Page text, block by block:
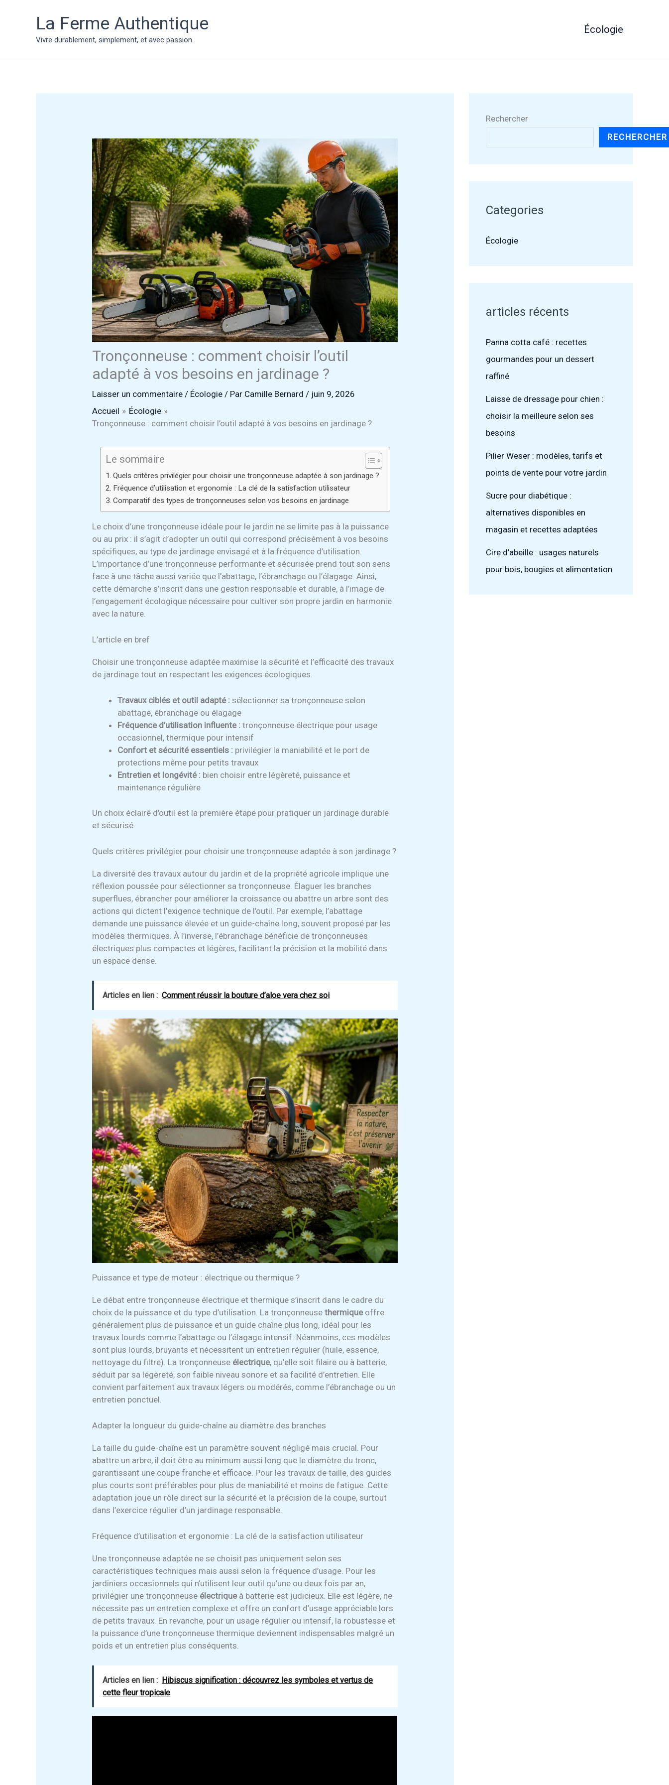
La Ferme Authentique
Vivre durablement, simplement, et avec passion.
Écologie
Tronçonneuse : comment choisir l’outil
adapté à vos besoins en jardinage ?
Laisser un commentaire / Écologie / Par Camille Bernard / juin 9, 2026
Accueil
Écologie
Tronçonneuse : comment choisir l’outil adapté à vos besoins en jardinage ?
Le sommaire
Quels critères privilégier pour choisir une tronçonneuse adaptée à son jardinage ?
Fréquence d’utilisation et ergonomie : La clé de la satisfaction utilisateur
Comparatif des types de tronçonneuses selon vos besoins en jardinage
Le choix d’une tronçonneuse idéale pour le jardin ne se limite pas à la puissance
ou au prix : il s’agit d’adopter un outil qui correspond précisément à vos besoins
spécifiques, au type de jardinage envisagé et à la fréquence d’utilisation.
L’importance d’une tronçonneuse performante et sécurisée prend tout son sens
face à une tâche aussi variée que l’abattage, l’ébranchage ou l’élagage. Ainsi,
cette démarche s’inscrit dans une gestion responsable et durable, à l’image de
l’engagement écologique nécessaire pour cultiver son propre jardin en harmonie
avec la nature.
L’article en bref
Choisir une tronçonneuse adaptée maximise la sécurité et l’efficacité des travaux
de jardinage tout en respectant les exigences écologiques.
Travaux ciblés et outil adapté : sélectionner sa tronçonneuse selon
abattage, ébranchage ou élagage
Fréquence d’utilisation influente : tronçonneuse électrique pour usage
occasionnel, thermique pour intensif
Confort et sécurité essentiels : privilégier la maniabilité et le port de
protections même pour petits travaux
Entretien et longévité : bien choisir entre légèreté, puissance et
maintenance régulière
Un choix éclairé d’outil est la première étape pour pratiquer un jardinage durable
et sécurisé.
Quels critères privilégier pour choisir une tronçonneuse adaptée à son jardinage ?
La diversité des travaux autour du jardin et de la propriété agricole implique une
réflexion poussée pour sélectionner sa tronçonneuse. Élaguer les branches
superflues, ébrancher pour améliorer la croissance ou abattre un arbre sont des
actions qui dictent l’exigence technique de l’outil. Par exemple, l’abattage
demande une puissance élevée et un guide-chaîne long, souvent proposé par les
modèles thermiques. À l’inverse, l’ébranchage bénéficie de tronçonneuses
électriques plus compactes et légères, facilitant la précision et la mobilité dans
un espace dense.
Articles en lien : Comment réussir la bouture d’aloe vera chez soi
Puissance et type de moteur : électrique ou thermique ?
Le débat entre tronçonneuse électrique et thermique s’inscrit dans le cadre du
choix de la puissance et du type d’utilisation. La tronçonneusethermiqueoffre
généralement plus de puissance et un guide chaîne plus long, idéal pour les
travaux lourds comme l’abattage ou l’élagage intensif. Néanmoins, ces modèles
sont plus lourds, bruyants et nécessitent un entretien régulier (huile, essence,
nettoyage du filtre). La tronçonneuse électrique, qu’elle soit filaire ou à batterie,
séduit par sa légèreté, son faible niveau sonore et sa facilité d’entretien. Elle
convient parfaitement aux travaux légers ou modérés, comme l’ébranchage ou un
entretien ponctuel.
Adapter la longueur du guide-chaîne au diamètre des branches
La taille du guide-chaîne est un paramètre souvent négligé mais crucial. Pour
abattre un arbre, il doit être au minimum aussi long que le diamètre du tronc,
garantissant une coupe franche et efficace. Pour les travaux de taille, des guides
plus courts sont préférables pour plus de maniabilité et moins de fatigue. Cette
adaptation joue un rôle direct sur la sécurité et la précision de la coupe, surtout
dans l’exercice régulier d’un jardinage responsable.
Fréquence d’utilisation et ergonomie : La clé de la satisfaction utilisateur
Une tronçonneuse adaptée ne se choisit pas uniquement selon ses
caractéristiques techniques mais aussi selon la fréquence d’usage. Pour les
jardiniers occasionnels qui n’utilisent leur outil qu’une ou deux fois par an,
privilégier une tronçonneuse électriqueà batterie est judicieux. Elle est légère, ne
nécessite pas un entretien complexe et offre un confort d’usage appréciable lors
de petits travaux. En revanche, pour un usage régulier ou intensif, la robustesse et
la puissance d’une tronçonneuse thermique deviennent indispensables malgré un
poids et un entretien plus conséquents.
Articles en lien : Hibiscus signification : découvrez les symboles et vertus de
cette fleur tropicale
Rechercher
RECHERCHER
Categories
Écologie
articles récents
Panna cotta café : recettes
gourmandes pour un dessert
raffiné
Laisse de dressage pour chien :
choisir la meilleure selon ses
besoins
Pilier Weser : modèles, tarifs et
points de vente pour votre jardin
Sucre pour diabétique :
alternatives disponibles en
magasin et recettes adaptées
Cire d’abeille : usages naturels
pour bois, bougies et alimentation